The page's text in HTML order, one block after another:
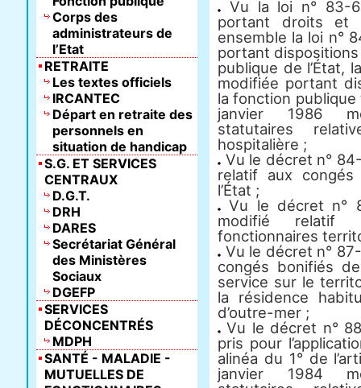
Vu la loi n° 83-
portant droits et
ensemble la loi n°
portant
publique de l’État,
modifiée portant
la fonction
janvier 1986
statutaires
hospitalière ;
Vu le décret n°
relatif aux
l’État ;
Vu le décret n°
modifié relatif
fonctionnaires
Vu le décret n°
congés bonifiés
service sur le
la résidence
d’outre-mer ;
Vu le décret n°
pris pour
alinéa du 1° de
janvier 1984
Corps des
administrateurs de
l’Etat
RETRAITE
Les textes officiels
IRCANTEC
Départ en retraite des
personnels en
situation de handicap
S.G. ET SERVICES
CENTRAUX
D.G.T.
DRH
DARES
Secrétariat Général
des Ministères
Sociaux
DGEFP
SERVICES
DÉCONCENTRÉS
MDPH
SANTÉ - MALADIE -
MUTUELLES DE